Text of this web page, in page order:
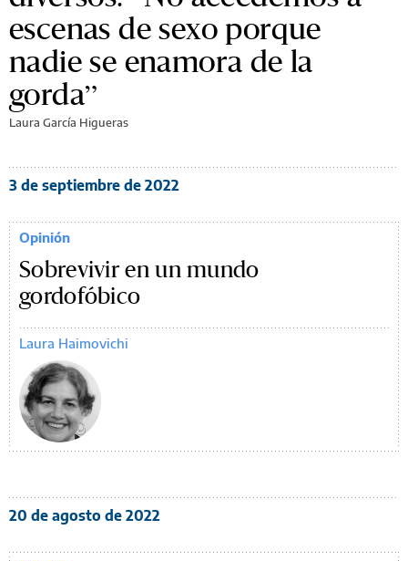
escenas de sexo porque
nadie se enamora de la
gorda”
Laura García Higueras
3 de septiembre de 2022
Opinión
Sobrevivir en un mundo
gordofóbico
Laura Haimovichi
20 de agosto de 2022